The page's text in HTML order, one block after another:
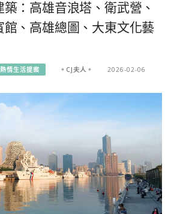
：高雄音浪塔、衛武營、
館、高雄總圖、大東文化藝
情生活提案 。CJ夫人。 2026-02-06